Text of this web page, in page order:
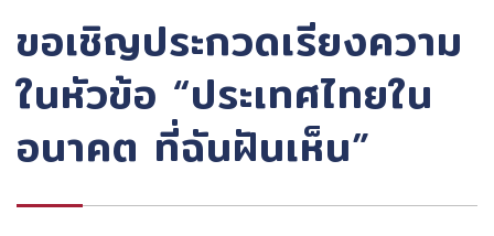
ขอเชิญประกวดเรียงความ
ในหัวข้อ “ประเทศไทยใน
อนาคต ที่ฉันฝันเห็น”